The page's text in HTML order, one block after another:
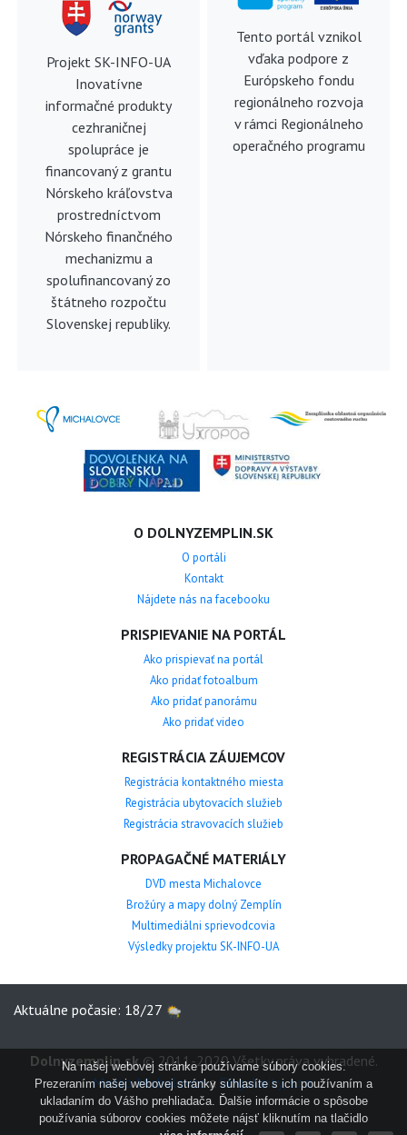
Projekt SK-INFO-UA
Inovatívne
informačné produkty
cezhraničnej
spolupráce je
financovaný z grantu
Nórskeho kráľovstva
prostredníctvom
Nórskeho finančného
mechanizmu a
spolufinancovaný zo
štátneho rozpočtu
Slovenskej republiky.
Tento portál vznikol
vďaka podpore z
Európskeho fondu
regionálneho rozvoja
v rámci Regionálneho
operačného programu
O DOLNYZEMPLIN.SK
O portáli
Kontakt
Nájdete nás na facebooku
PRISPIEVANIE NA PORTÁL
Ako prispievať na portál
Ako pridať fotoalbum
Ako pridať panorámu
Ako pridať video
REGISTRÁCIA ZÁUJEMCOV
Registrácia kontaktného miesta
Registrácia ubytovacích služieb
Registrácia stravovacích služieb
PROPAGAČNÉ MATERIÁLY
DVD mesta Michalovce
Brožúry a mapy dolný Zemplín
Multimediálni sprievodcovia
Výsledky projektu SK-INFO-UA
Aktuálne počasie: 18/27
Dolnyzemplin.sk© 2011-2020 Všetky práva vyhradené.
Mesto Michalovcea Singularity, s.r.o.
Na našej webovej stránke používame súbory cookies.
Prezeraním našej webovej stránky súhlasíte s ich používaním a
ukladaním do Vášho prehliadača. Ďalšie informácie o spôsobe
používania súborov cookies môžete nájsť kliknutím na tlačidlo